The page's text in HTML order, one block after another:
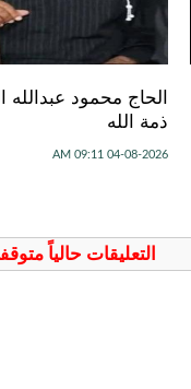
الحاج محمود
ذمة الله
04-08-2026 09:11 AM
التعليقات حالياً